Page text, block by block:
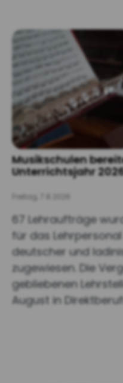
Musikschulen
Unterrichtsjahr
Freitag, 7.8.2026
67 Lehraufträge
für das
deutscher und
zugewiesen. Die
gebliebenen
August in